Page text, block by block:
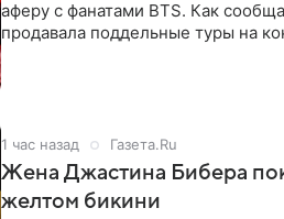
аферу с фанатами BTS. Как
продавала поддельные туры на
1 час назад Газета.Ru
Жена Джастина Бибера
желтом бикини